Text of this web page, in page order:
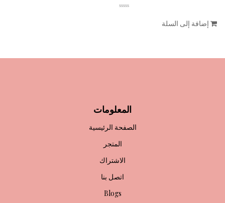
إضافة إلى السلة
المعلومات
الصفحة الرئيسية
المتجر
الاشتراك
اتصل بنا
Blogs